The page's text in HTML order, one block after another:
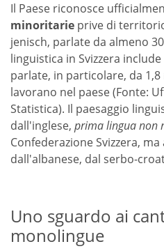
Il Paese riconosce
minoritarie prive di
jenisch, parlate da almeno
linguistica in Svizzera
parlate, in particolare, da
lavorano nel paese (Fonte:
Statistica). Il paesaggio
dall'inglese, prima lingua non
Confederazione Svizzera,
dall'albanese, dal serbo-
Uno sguardo ai
monolingue